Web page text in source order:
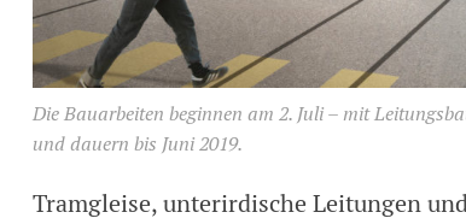
Die Bauarbeiten beginnen am 2. Juli – mit
und dauern bis Juni 2019.
Tramgleise, unterirdische Leitungen